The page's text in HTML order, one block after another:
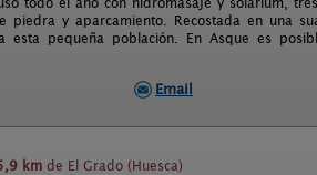
piedra y aparcamiento. Recostada en una
esta pequeña población. En Asque es
Email
km de El Grado (Huesca)